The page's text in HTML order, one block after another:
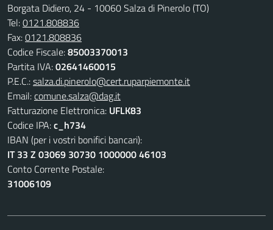
Borgata Didiero, 24 - 10060 Salza di Pinerolo (TO)
Tel:0121.808836
Fax:0121.808836
Codice Fiscale:85003370013
Partita IVA:02641460015
P.E.C.:salza.di.pinerolo@cert.ruparpiemonte.it
Email:comune.salza@dag.it
Fatturazione Elettronica: UFLK83
Codice IPA:c_h734
IBAN (per i vostri bonifici bancari):
IT 33 Z 03069 30730 1000000 46103
Conto Corrente Postale:
31006109